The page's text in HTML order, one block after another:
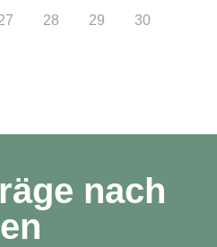
28 29
30
nach